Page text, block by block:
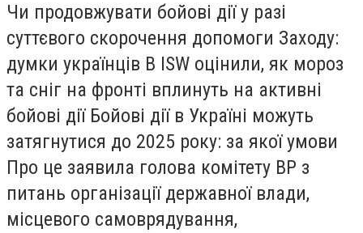
Чи продовжувати бойові дії у разі
суттєвого скорочення допомоги Заходу:
думки українців В ISW оцінили, як мороз
та сніг на фронті вплинуть на активні
бойові дії Бойові дії в Україні можуть
затягнутися до 2025 року: за якої умови
Про це заявила голова комітету ВР з
питань організації державної влади,
місцевого самоврядування,